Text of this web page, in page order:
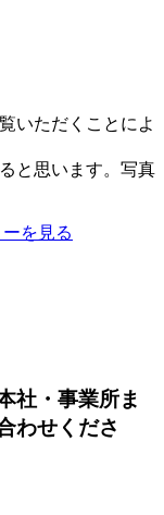
いただくことによ
と思います。写真
を見る
社・事業所ま
わせくださ